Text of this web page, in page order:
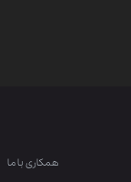
همکاری با ما